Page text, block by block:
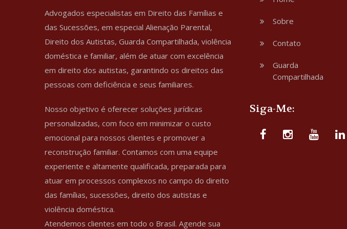
Advogados especialistas em Direito das Famílias e
das Sucessões, em especial Alienação Parental,
Direito dos Autistas, Guarda Compartilhada, violência
doméstica e familiar, além de atuar com excelência
em direito dos autistas, garantindo os direitos das
pessoas com deficiência e seus familiares.
Nosso objetivo é oferecer soluções jurídicas
personalizadas, com foco em minimizar o custo
emocional para nossos clientes e promover a
reconstrução familiar. Contamos com uma equipe
experiente e altamente qualificada, preparada para
atuar em processos complexos no campo do direito
das famílias, sucessões, direito dos autistas e
violência doméstica.
Atendemos clientes em todo o Brasil. Agende sua
Sobre
Contato
Guarda
Compartilhada
Siga-Me: